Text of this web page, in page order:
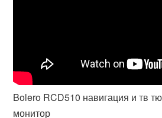
Bolero RCD510 навигация и тв
монитор